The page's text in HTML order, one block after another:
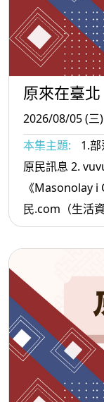
原來在臺北
2026/08/05 (三
本集主題:
1.
原民訊息 2. vuvu在唱歌（原民音樂）：漂流出口
《Masonolay i
民.com（生活